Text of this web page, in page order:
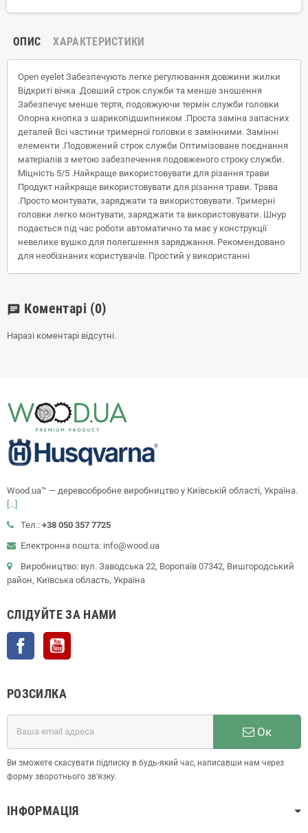
ОПИС ХАРАКТЕРИСТИКИ
Open eyelet Забезпечують легке регулювання довжини жилки
Відкриті вічка .Довший строк служби та менше зношення
Забезпечує менше тертя, подовжуючи термін служби головки
Опорна кнопка з шарикопідшипником .Проста заміна запасних
деталей Всі частини тримерної головки є замінними. Замінні
елементи .Подовжений строк служби Оптимізоване поєднання
матеріалів з метою забезпечення подовженого строку служби.
Міцність 5/5 .Найкраще використовувати для різання трави
Продукт найкраще використовувати для різання трави. Трава
.Просто монтувати, заряджати та використовувати. Тримерні
головки легко монтувати, заряджати та використовувати. Шнур
подається під час роботи автоматично та має у конструкції
невелике вушко для полегшення заряджання. Рекомендовано
для необізнаних користувачів. Простий у використанні
chat Коментарі (0)
Наразі коментарі відсутні.
Wood.ua™ — деревообробне виробництво у Київській області, Україна.
[...]
Тел.: +38 050 357 7725
Електронна пошта: info@wood.ua
Виробництво: вул. Заводська 22, Воропаїв 07342, Вишгородський
район, Київська область, Україна
СЛІДУЙТЕ ЗА НАМИ
Facebook
РОЗСИЛКА
Ок
Ви зможете скасувати підписку в будь-який час, написавши нам через
форму зворотнього зв'язку.
ІНФОРМАЦІЯ